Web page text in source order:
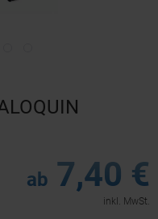
ab 7,40 €
inkl. MwSt.